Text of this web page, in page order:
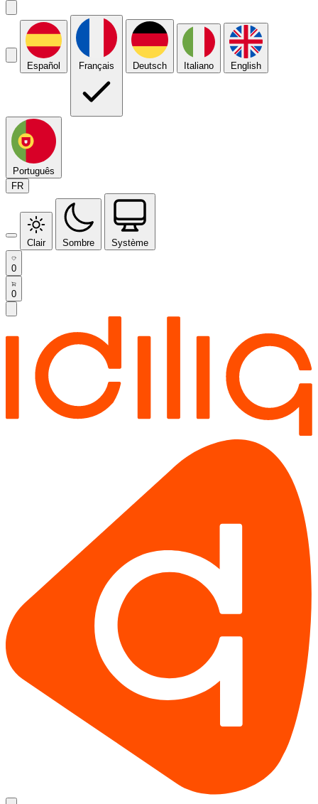
Español Français Deutsch Italiano English
Português
FR
Clair Sombre Système
0
0